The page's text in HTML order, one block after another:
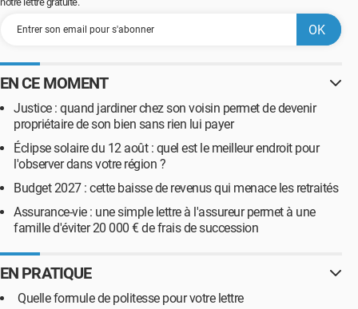
EN CE MOMENT
Justice : quand jardiner chez son voisin permet de devenir
propriétaire de son bien sans rien lui payer
Éclipse solaire du 12 août : quel est le meilleur endroit pour
l'observer dans votre région ?
Budget 2027 : cette baisse de revenus qui menace les retraités
Assurance-vie : une simple lettre à l'assureur permet à une
famille d'éviter 20 000 € de frais de succession
EN PRATIQUE
Quelle formule de politesse pour votre lettre